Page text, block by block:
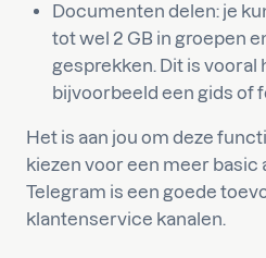
Documenten delen: je
tot wel 2 GB in groepen
gesprekken. Dit is vooral
bijvoorbeeld een gids of
Het is aan jou om deze
kiezen voor een meer basic
Telegram is een goede
klantenservice kanalen.